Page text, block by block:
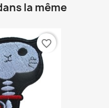
la même
favorite_border